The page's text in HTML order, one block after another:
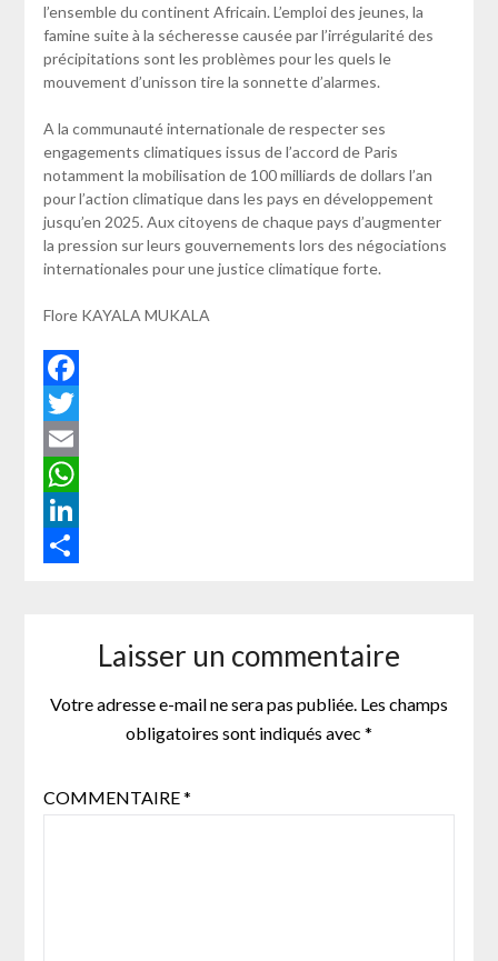
l’ensemble du continent Africain. L’emploi des jeunes, la
famine suite à la sécheresse causée par l’irrégularité des
précipitations sont les problèmes pour les quels le
mouvement d’unisson tire la sonnette d’alarmes.
A la communauté internationale de respecter ses
engagements climatiques issus de l’accord de Paris
notamment la mobilisation de 100 milliards de dollars l’an
pour l’action climatique dans les pays en développement
jusqu’en 2025. Aux citoyens de chaque pays d’augmenter
la pression sur leurs gouvernements lors des négociations
internationales pour une justice climatique forte.
Flore KAYALA MUKALA
Facebook
Twitter
Email
WhatsApp
LinkedIn
Laisser un commentaire
Votre adresse e-mail ne sera pas publiée. Les champs
obligatoires sont indiqués avec *
COMMENTAIRE*